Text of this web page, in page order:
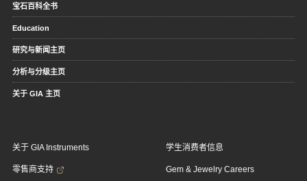
宝石百科全书
Education
研究与新闻主页
分析与分级主页
关于 GIA 主页
关于 GIA Instruments
零售商支持
学生消费者信息
Gem & Jewelry Careers